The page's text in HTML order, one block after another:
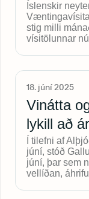
Íslenskir
stig milli
vísitölunnar
18. júní 2025
Vinátta
lykill að
Í tilefni af
júní, stóð
júní, þar sem
vellíðan,